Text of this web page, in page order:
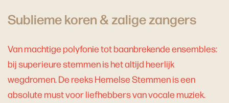
Sublieme koren & zalige zangers
Van machtige polyfonie tot baanbrekende ensembles:
bij superieure stemmen is het altijd heerlijk
wegdromen. De reeks Hemelse Stemmen is een
absolute must voor liefhebbers van vocale muziek.